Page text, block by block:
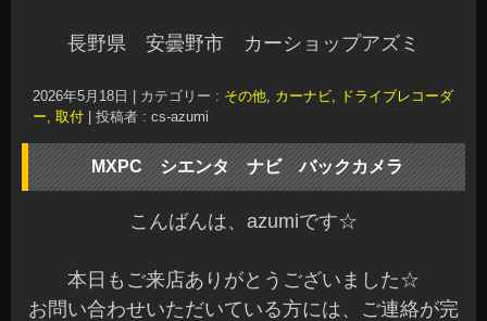
長野県 安曇野市 カーショップアズミ
2026年5月18日 | カテゴリー : その他 カーナビ, ドライブレコーダ
ー 取付 | 投稿者 : cs-azumi
MXPC シエンタ ナビ バックカメラ
こんばんは、azumiです☆
本日もご来店ありがとうございました☆
お問い合わせいただいている方には、ご連絡が完